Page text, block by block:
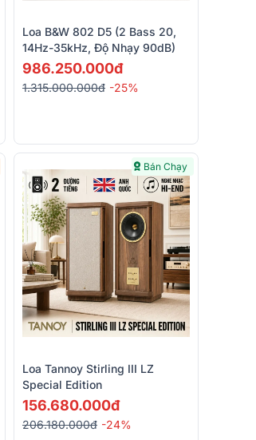
Loa B&W 802 D5 (2 Bass 20,
14Hz-35kHz, Độ Nhạy 90dB)
986.250.000đ
1.315.000.000đ -25%
Bán Chạy
Loa Tannoy Stirling III LZ
Special Edition
156.680.000đ
206.180.000đ -24%